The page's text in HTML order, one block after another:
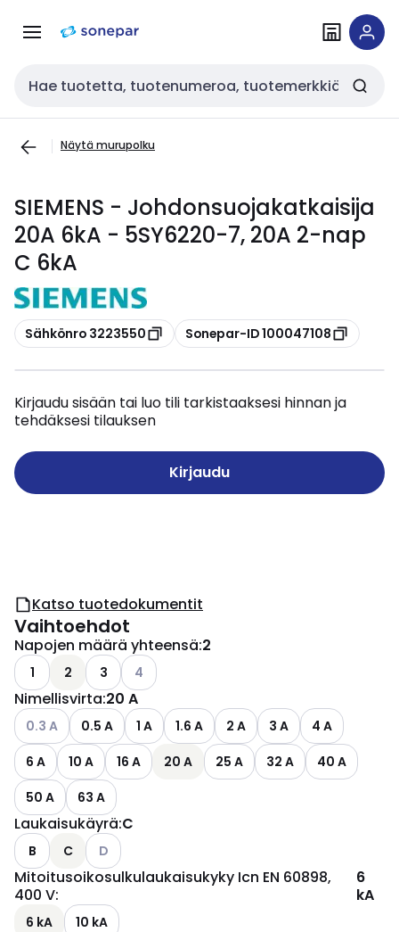
navigointiinsisältöön
Haku
Näytä murupolku
SIEMENS - Johdonsuojakatkaisija
20A 6kA - 5SY6220-7, 20A 2-nap
C 6kA
Kopioi
Sähkönro 3223550 Kopioi
Sonepar-ID 100047108
Kirjaudu sisään tai luo tili tarkistaaksesi hinnan ja
tehdäksesi tilauksen
Kirjaudu
Katso tuotedokumentit
Vaihtoehdot
Napojen määrä yhteensä:2
1 2 3 Katso käytettävissä olevat vaihtoehdot
4
Nimellisvirta:20 A
Katso käytettävissä olevat vaihtoehdot
0.3 A 0.5 A 1 A 1.6 A 2 A 3 A
4 A
6 A
10 A 16 A 20 A 25 A 32 A
40 A
50 A
63 A
Laukaisukäyrä:C
B C Katso käytettävissä olevat vaihtoehdot
D
Mitoitusoikosulkulaukaisukyky Icn EN 60898,
400 V:
6
kA
6 kA 10 kA